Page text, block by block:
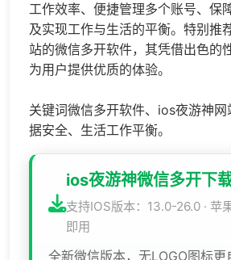
工作效率、便捷管理多个账号、保
及实现工作与生活的平衡。特别推
站的微信多开软件，其凭借出色的
为用户提供优质的体验。
关键词微信多开软件、ios夜游神
据安全、生活工作平衡。
ios夜游神微信多开下
支持IOS版本：13.0-26.0 · 苹
即用
全新微信版本，无LOGO图标更